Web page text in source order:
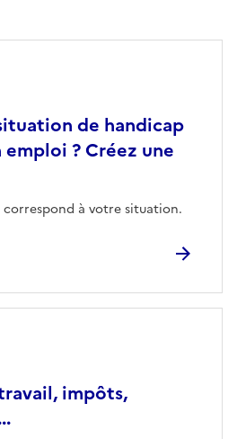
de handicap
emploi ? Créez une
correspond à votre situation.
impôts,